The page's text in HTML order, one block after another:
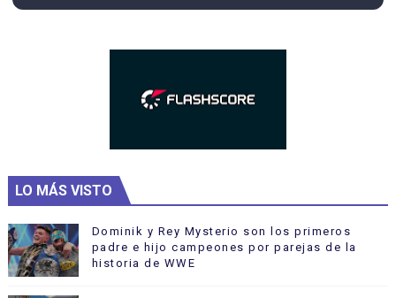
LO MÁS VISTO
Dominik y Rey Mysterio son los primeros
padre e hijo campeones por parejas de la
historia de WWE